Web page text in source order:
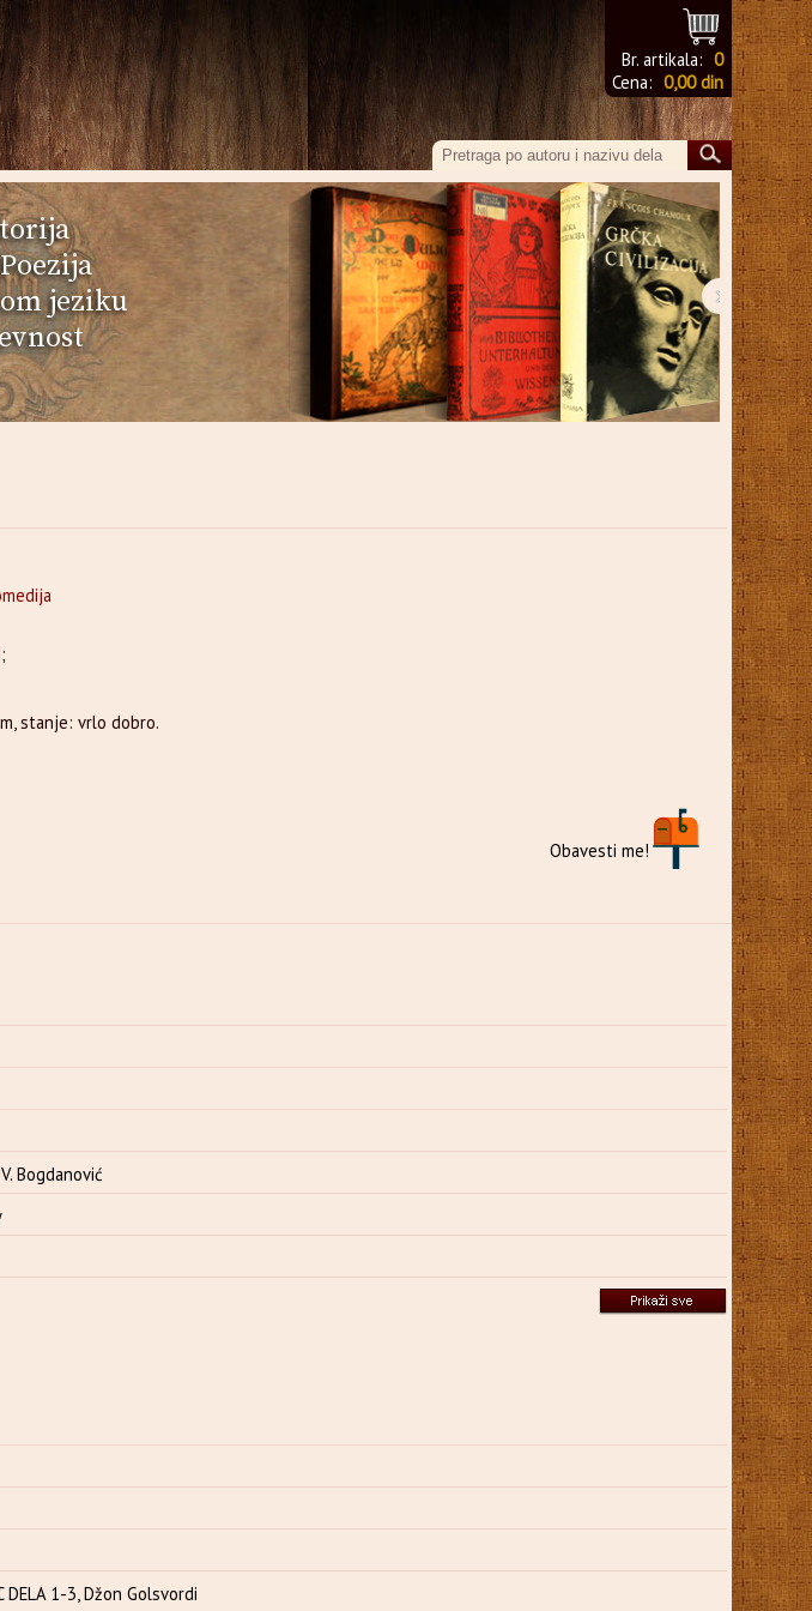
Br. artikala: 0
Cena: 0,00 din
Poezija
jeziku
›
stanje: vrlo dobro.
Obavesti me!
Bogdanović
DELA 1-3, Džon Golsvordi